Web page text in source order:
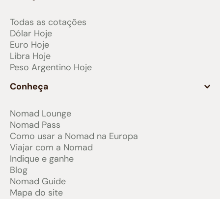
Todas as cotações
Dólar Hoje
Euro Hoje
Libra Hoje
Peso Argentino Hoje
Conheça
Nomad Lounge
Nomad Pass
Como usar a Nomad na Europa
Viajar com a Nomad
Indique e ganhe
Blog
Nomad Guide
Mapa do site